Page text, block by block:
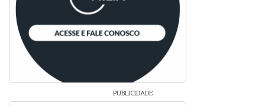
PUBLICIDADE